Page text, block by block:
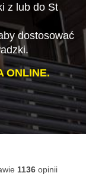
z lub do St
dostosować
ONLINE.
1136 opinii